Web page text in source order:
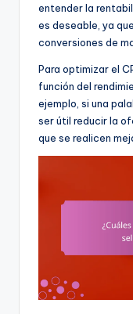
entender la
es deseable, ya
conversiones de
Para optimizar el
función del
ejemplo, si una
ser útil reducir la
que se realicen